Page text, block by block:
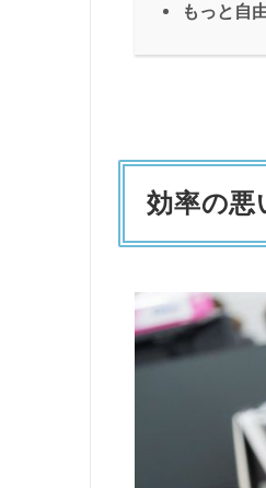
もっと自
効率の悪